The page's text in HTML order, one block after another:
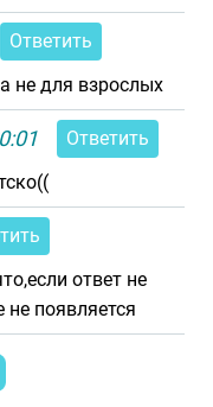
Ответить
не для взрослых
Ответить
ответ не
появляется